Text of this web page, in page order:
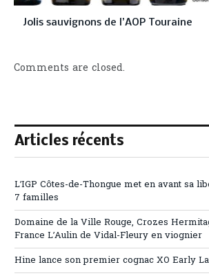
Jolis sauvignons de l’AOP Touraine
Comments are closed.
Articles récents
L’IGP Côtes-de-Thongue met en avant sa
7 familles
Domaine de la Ville Rouge, Crozes
France L’Aulin de Vidal-Fleury en viognier
Hine lance son premier cognac XO Early